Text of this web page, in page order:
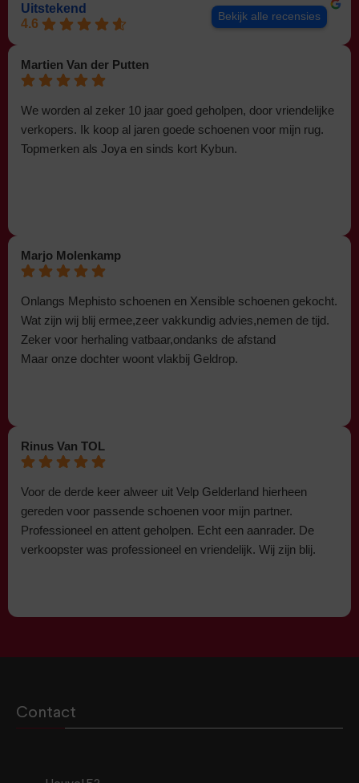
Uitstekend
4.6
Bekijk alle recensies
Martien Van der Putten
We worden al zeker 10 jaar goed geholpen, door vriendelijke
verkopers. Ik koop al jaren goede schoenen voor mijn rug.
Topmerken als Joya en sinds kort Kybun.
Marjo Molenkamp
Onlangs Mephisto schoenen en Xensible schoenen gekocht.
Wat zijn wij blij ermee,zeer vakkundig advies,nemen de tijd.
Zeker voor herhaling vatbaar,ondanks de afstand
Maar onze dochter woont vlakbij Geldrop.
Rinus Van TOL
Voor de derde keer alweer uit Velp Gelderland hierheen
gereden voor passende schoenen voor mijn partner.
Professioneel en attent geholpen. Echt een aanrader. De
verkoopster was professioneel en vriendelijk. Wij zijn blij.
Contact